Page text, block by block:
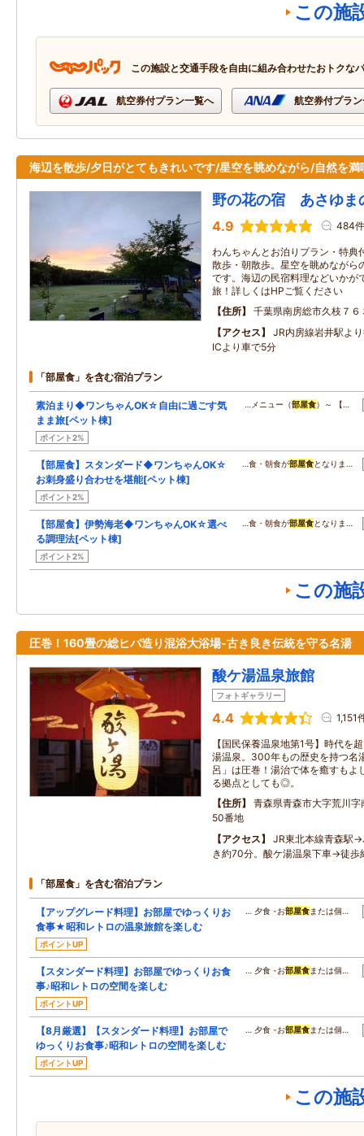
この施
この施設と交通手段を自由に組み合わせたおトクな
航空券付プラン一覧へ 航空券付プラ
海辺を散歩/夕日がとてもきれいです/星空を眺めながら/自然を満
野の花の宿 あさゆま
4.9 484件
わんちゃんとお泊りプラン・特
散歩・朝散歩。星空を眺めながら
です。海辺の民宿料理などいかが
旅！詳しくはHPご覧ください
住所
千葉県南房総市久枝７６
アクセス
JR内房線岩井駅よ
ICより車で5分
「部屋食」を含む宿泊プラン
素泊まり◆ワンちゃんOK☆自由に過ごす気
まま旅[ペット棟]
ポイント2%
…メニュー（部屋食）～ 【…
【部屋食】スタンダード◆ワンちゃんOK☆
お刺身盛り合わせを堪能[ペット棟]
ポイント2%
…食・朝食が部屋食となりま…
【部屋食】伊勢海老◆ワンちゃんOK☆選べ
る調理法[ペット棟]
ポイント2%
…食・朝食が部屋食となりま…
この施
圧巻！160畳の総ヒバ造り混浴大浴場-古き良き伝統を守る名湯
酸ケ湯温泉旅館
フォトギャラリー
4.4 1,151
【国民保養温泉地第1号】時代を
湯温泉。300年もの歴史を持つ名
呂」は圧巻！湯治で体を癒すもよ
る拠点としても◎。
住所
青森県青森市大字荒川
50番地
アクセス
JR東北本線青森駅
き約70分。酸ケ湯温泉下車→徒歩
「部屋食」を含む宿泊プラン
【アップグレード料理】お部屋でゆっくりお
食事★昭和レトロの温泉旅館を楽しむ
ポイントUP
… 夕食 -お部屋食または個…
【スタンダード料理】お部屋でゆっくりお食
事♪昭和レトロの空間を楽しむ
ポイントUP
… 夕食 -お部屋食または個…
【8月厳選】【スタンダード料理】お部屋で
ゆっくりお食事♪昭和レトロの空間を楽しむ
ポイントUP
… 夕食 -お部屋食または個…
この施